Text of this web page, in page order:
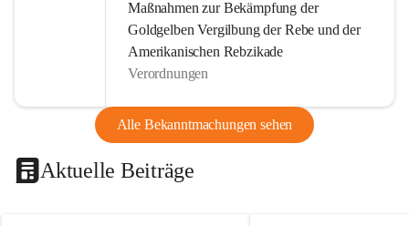
Maßnahmen zur Bekämpfung der
Goldgelben Vergilbung der Rebe und der
Amerikanischen Rebzikade
Verordnungen
Alle Bekanntmachungen sehen
Aktuelle Beiträge